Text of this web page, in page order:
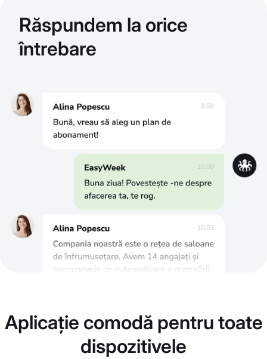
Răspundem la orice
întrebare
Aplicație comodă pentru toate
dispozitivele